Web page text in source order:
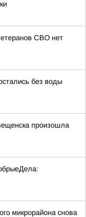
СВО нет
без воды
произошла
микрорайона снова